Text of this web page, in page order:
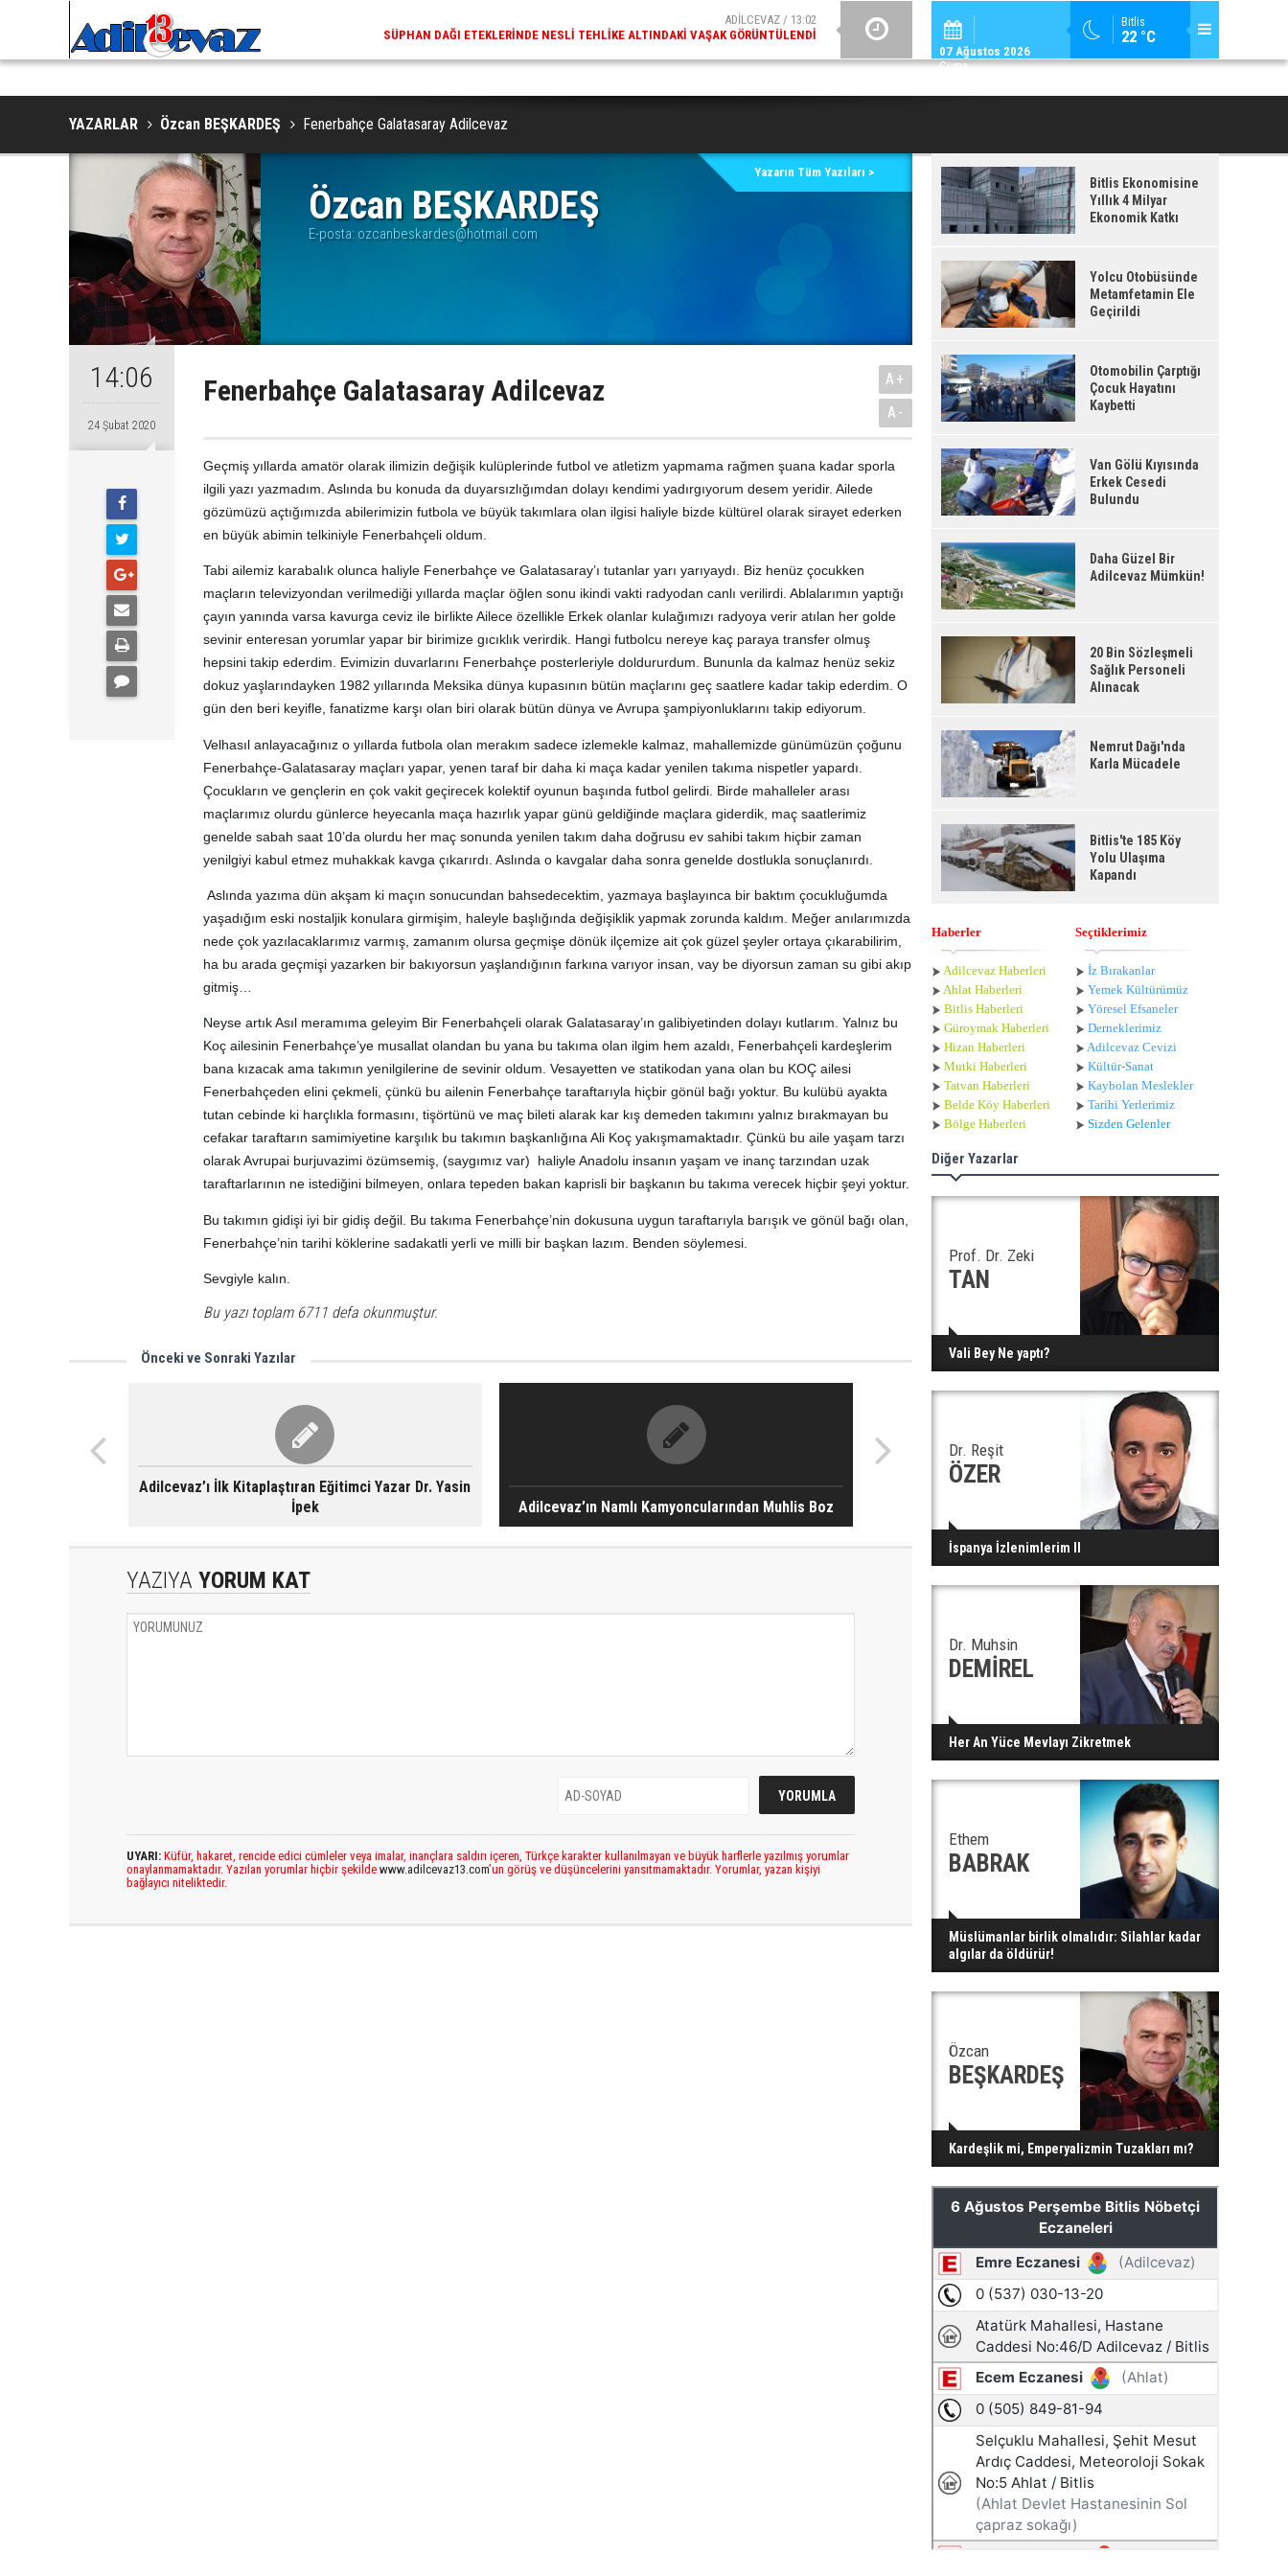
Bitlis
22 °C
07 Ağustos 2026
Cuma
ADİLCEVAZ / 09:10
ADILCEVAZ ESKI KAYMAKAMLARINDAN MUSTAFA ÇIFTÇI İÇIŞLERI BAKANI OLDU
ADİLCEVAZ /
ADILCEVAZ'DA KUDUZ VAKASI TESPIT EDILEN KÖY, KARANTINAYA
YAZARLAR Özcan BEŞKARDEŞ Fenerbahçe Galatasaray Adilcevaz
Özcan BEŞKARDEŞ
E-posta: ozcanbeskardes@hotmail.com
Yazarın Tüm Yazıları >
14:06
24 Şubat 2020
Fenerbahçe Galatasaray Adilcevaz
A+
A-
Geçmiş yıllarda amatör olarak ilimizin değişik kulüplerinde futbol ve atletizm yapmama rağmen şuana kadar sporla
ilgili yazı yazmadım. Aslında bu konuda da duyarsızlığımdan dolayı kendimi yadırgıyorum desem yeridir. Ailede
gözümüzü açtığımızda abilerimizin futbola ve büyük takımlara olan ilgisi haliyle bizde kültürel olarak sirayet ederken
en büyük abimin telkiniyle Fenerbahçeli oldum.
Tabi ailemiz karabalık olunca haliyle Fenerbahçe ve Galatasaray’ı tutanlar yarı yarıyaydı. Biz henüz çocukken
maçların televizyondan verilmediği yıllarda maçlar öğlen sonu ikindi vakti radyodan canlı verilirdi. Ablalarımın yaptığı
çayın yanında varsa kavurga ceviz ile birlikte Ailece özellikle Erkek olanlar kulağımızı radyoya verir atılan her golde
sevinir enteresan yorumlar yapar bir birimize gıcıklık verirdik. Hangi futbolcu nereye kaç paraya transfer olmuş
hepsini takip ederdim. Evimizin duvarlarını Fenerbahçe posterleriyle doldururdum. Bununla da kalmaz henüz sekiz
dokuz yaşlarındayken 1982 yıllarında Meksika dünya kupasının bütün maçlarını geç saatlere kadar takip ederdim. O
gün den beri keyifle, fanatizme karşı olan biri olarak bütün dünya ve Avrupa şampiyonluklarını takip ediyorum.
Velhasıl anlayacağınız o yıllarda futbola olan merakım sadece izlemekle kalmaz, mahallemizde günümüzün çoğunu
Fenerbahçe-Galatasaray maçları yapar, yenen taraf bir daha ki maça kadar yenilen takıma nispetler yapardı.
Çocukların ve gençlerin en çok vakit geçirecek kolektif oyunun başında futbol gelirdi. Birde mahalleler arası
maçlarımız olurdu günlerce heyecanla maça hazırlık yapar günü geldiğinde maçlara giderdik, maç saatlerimiz
genelde sabah saat 10’da olurdu her maç sonunda yenilen takım daha doğrusu ev sahibi takım hiçbir zaman
yenilgiyi kabul etmez muhakkak kavga çıkarırdı. Aslında o kavgalar daha sonra genelde dostlukla sonuçlanırdı.
Aslında yazıma dün akşam ki maçın sonucundan bahsedecektim, yazmaya başlayınca bir baktım çocukluğumda
yaşadığım eski nostaljik konulara girmişim, haleyle başlığında değişiklik yapmak zorunda kaldım. Meğer anılarımızda
nede çok yazılacaklarımız varmış, zamanım olursa geçmişe dönük ilçemize ait çok güzel şeyler ortaya çıkarabilirim,
ha bu arada geçmişi yazarken bir bakıyorsun yaşlandığının farkına varıyor insan, vay be diyorsun zaman su gibi akıp
gitmiş…
Neyse artık Asıl meramıma geleyim Bir Fenerbahçeli olarak Galatasaray’ın galibiyetinden dolayı kutlarım. Yalnız bu
Koç ailesinin Fenerbahçe’ye musallat olandan bu yana bu takıma olan ilgim hem azaldı, Fenerbahçeli kardeşlerim
bana kızacak ama takımın yenilgilerine de sevinir oldum. Vesayetten ve statikodan yana olan bu KOÇ ailesi
Fenerbahçeden elini çekmeli, çünkü bu ailenin Fenerbahçe taraftarıyla hiçbir gönül bağı yoktur. Bu kulübü ayakta
tutan cebinde ki harçlıkla formasını, tişörtünü ve maç bileti alarak kar kış demeden takımını yalnız bırakmayan bu
cefakar taraftarın samimiyetine karşılık bu takımın başkanlığına Ali Koç yakışmamaktadır. Çünkü bu aile yaşam tarzı
olarak Avrupai burjuvazimi özümsemiş, (saygımız var) haliyle Anadolu insanın yaşam ve inanç tarzından uzak
taraftarlarının ne istediğini bilmeyen, onlara tepeden bakan kaprisli bir başkanın bu takıma verecek hiçbir şeyi yoktur.
Bu takımın gidişi iyi bir gidiş değil. Bu takıma Fenerbahçe’nin dokusuna uygun taraftarıyla barışık ve gönül bağı olan,
Fenerbahçe’nin tarihi köklerine sadakatli yerli ve milli bir başkan lazım. Benden söylemesi.
Sevgiyle kalın.
Bu yazı toplam 6711 defa okunmuştur.
Önceki ve Sonraki Yazılar
Adilcevaz’ı İlk Kitaplaştıran Eğitimci Yazar Dr. Yasin
İpek
Adilcevaz’ın Namlı Kamyoncularından Muhlis Boz
YAZIYA YORUM KAT
UYARI: Küfür, hakaret, rencide edici cümleler veya imalar, inançlara saldırı içeren, Türkçe karakter kullanılmayan ve büyük harflerle yazılmış yorumlar
onaylanmamaktadır. Yazılan yorumlar hiçbir şekilde www.adilcevaz13.com’un görüş ve düşüncelerini yansıtmamaktadır. Yorumlar, yazan kişiyi
bağlayıcı niteliktedir.
Bitlis Ekonomisine
Yıllık 4 Milyar
Ekonomik Katkı
Yolcu Otobüsünde
Metamfetamin Ele
Geçirildi
Otomobilin Çarptığı
Çocuk Hayatını
Kaybetti
Van Gölü Kıyısında
Erkek Cesedi
Bulundu
Daha Güzel Bir
Adilcevaz Mümkün!
20 Bin Sözleşmeli
Sağlık Personeli
Alınacak
Nemrut Dağı'nda
Karla Mücadele
Bitlis'te 185 Köy
Yolu Ulaşıma
Kapandı
Haberler
Adilcevaz Haberleri
Ahlat Haberleri
Bitlis Haberleri
Güroymak Haberleri
Hizan Haberleri
Mutki Haberleri
Tatvan Haberleri
Belde Köy Haberleri
Bölge Haberleri
Seçtiklerimiz
İz Bırakanlar
Yemek Kültürümüz
Yöresel Efsaneler
Derneklerimiz
Adilcevaz Cevizi
Kültür-Sanat
Kaybolan Meslekler
Tarihi Yerlerimiz
Sizden Gelenler
Diğer Yazarlar
Prof. Dr. Zeki
TAN
Vali Bey Ne yaptı?
Dr. Reşit
ÖZER
İspanya İzlenimlerim II
Dr. Muhsin
DEMİREL
Her An Yüce Mevlayı Zikretmek
Ethem
BABRAK
Müslümanlar birlik olmalıdır: Silahlar kadar
algılar da öldürür!
Özcan
BEŞKARDEŞ
Kardeşlik mi, Emperyalizmin Tuzakları mı?